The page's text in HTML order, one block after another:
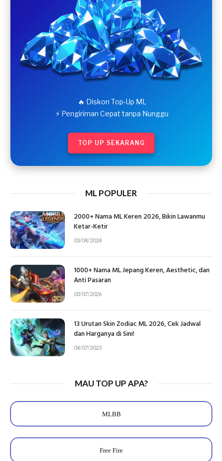
🔥 Diskon Top-Up ML
⚡ Pengiriman Cepat tanpa Nunggu
TOP UP SEKARANG
ML POPULER
2000+ Nama ML Keren 2026, Bikin Lawanmu
Ketar-Ketir
03/04/2024
1000+ Nama ML Jepang Keren, Aesthetic, dan
Anti Pasaran
03/07/2026
13 Urutan Skin Zodiac ML 2026, Cek Jadwal
dan Harganya di Sini!
04/07/2023
MAU TOP UP APA?
MLBB
Free Fire